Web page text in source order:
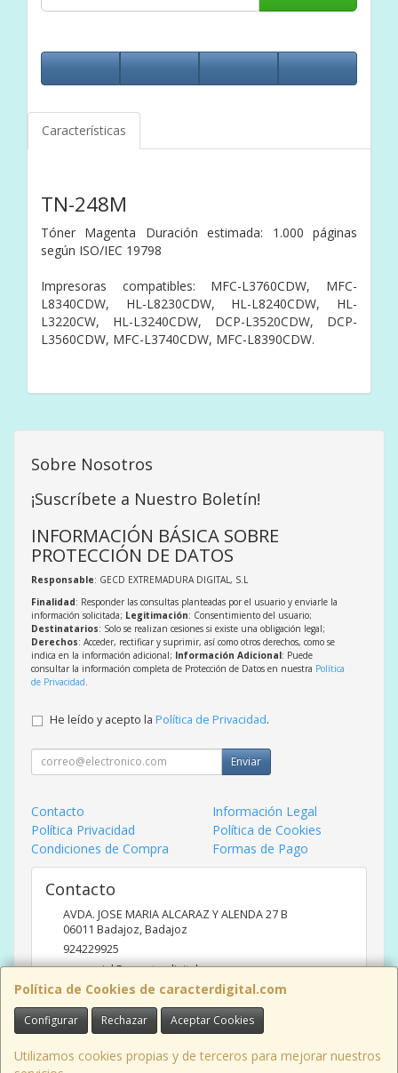
Características
TN-248M
Tóner Magenta Duración estimada: 1.000 páginas
según ISO/IEC 19798
Impresoras compatibles: MFC-L3760CDW, MFC-
L8340CDW, HL-L8230CDW, HL-L8240CDW, HL-
L3220CW, HL-L3240CDW, DCP-L3520CDW, DCP-
L3560CDW, MFC-L3740CDW, MFC-L8390CDW.
Política de Cookies de caracterdigital.com
Configurar Rechazar Aceptar Cookies
Utilizamos cookies propias y de terceros para mejorar nuestros
Sobre Nosotros
¡Suscríbete a Nuestro Boletín!
INFORMACIÓN BÁSICA SOBRE
PROTECCIÓN DE DATOS
Responsable: GECD EXTREMADURA DIGITAL, S.L
Finalidad: Responder las consultas planteadas por el usuario y enviarle la
información solicitada; Legitimación: Consentimiento del usuario;
Destinatarios: Solo se realizan cesiones si existe una obligación legal;
Derechos: Acceder, rectificar y suprimir, así como otros derechos, como se
indica en la información adicional; Información Adicional: Puede
consultar la información completa de Protección de Datos en nuestra Política
de Privacidad
He leído y acepto la Política de Privacidad.
Enviar
Contacto
Información Legal
Política Privacidad
Política de Cookies
Condiciones de Compra
Formas de Pago
Contacto
AVDA. JOSE MARIA ALCARAZ Y ALENDA 27 B
06011 Badajoz,Badajoz
924229925
comercial@caracterdigital.com
Horario
DE 10 A 14 HORAS DE MAÑANA, 17 A 20:30 HORAS TARDES